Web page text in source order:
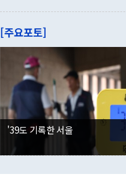
[주요포토]
'39도 기록한 서울